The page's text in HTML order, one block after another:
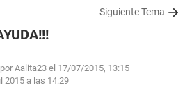
Siguiente Tema
Aalita23 el 17/07/2015, 13:15
2015 a las 14:29